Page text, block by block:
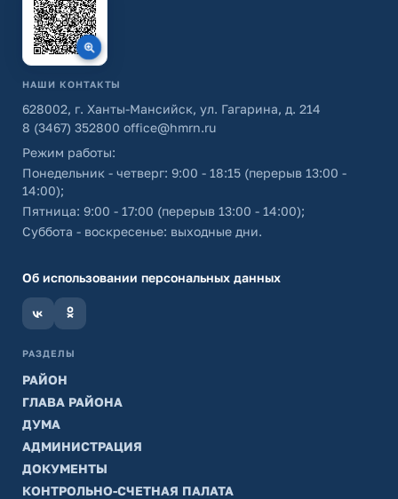
НАШИ КОНТАКТЫ
628002, г. Ханты-Мансийск, ул. Гагарина, д. 214
8 (3467) 352800 office@hmrn.ru
Режим работы:
Понедельник - четверг: 9:00 - 18:15 (перерыв 13:00 -
14:00);
Пятница: 9:00 - 17:00 (перерыв 13:00 - 14:00);
Суббота - воскресенье: выходные дни.
Об использовании персональных данных
РАЗДЕЛЫ
РАЙОН
ГЛАВА РАЙОНА
ДУМА
АДМИНИСТРАЦИЯ
ДОКУМЕНТЫ
КОНТРОЛЬНО-СЧЕТНАЯ ПАЛАТА